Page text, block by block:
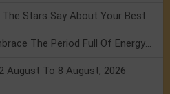
August To 8 August, 2026